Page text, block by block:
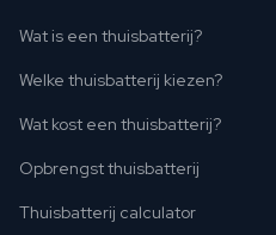
Wat is een thuisbatterij?
Welke thuisbatterij kiezen?
Wat kost een thuisbatterij?
Opbrengst thuisbatterij
Thuisbatterij calculator